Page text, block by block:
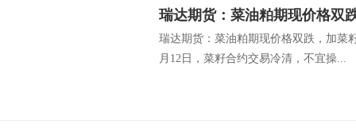
瑞达期货：菜油粕期现价格双跌，加菜
月12日，菜籽合约交易冷清，不宜操...